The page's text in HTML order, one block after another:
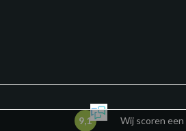
9,1 Wij scoren een